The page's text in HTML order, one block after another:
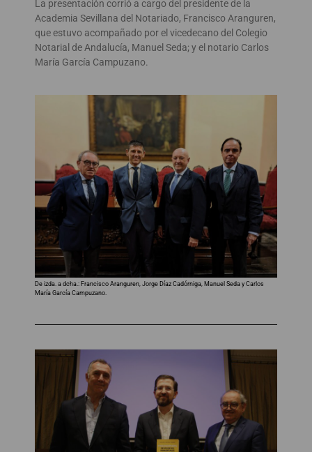
La presentación corrió a cargo del presidente de la
Academia Sevillana del Notariado, Francisco Aranguren,
que estuvo acompañado por el vicedecano del Colegio
Notarial de Andalucía, Manuel Seda; y el notario Carlos
María García Campuzano.
De izda. a dcha.: Francisco Aranguren, Jorge Díaz Cadórniga, Manuel Seda y Carlos
María García Campuzano.